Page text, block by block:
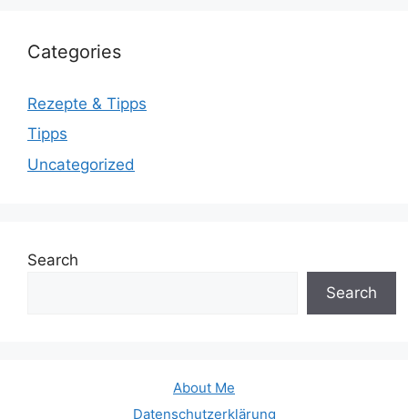
Categories
Rezepte & Tipps
Tipps
Uncategorized
Search
Search
About Me
Datenschutzerklärung